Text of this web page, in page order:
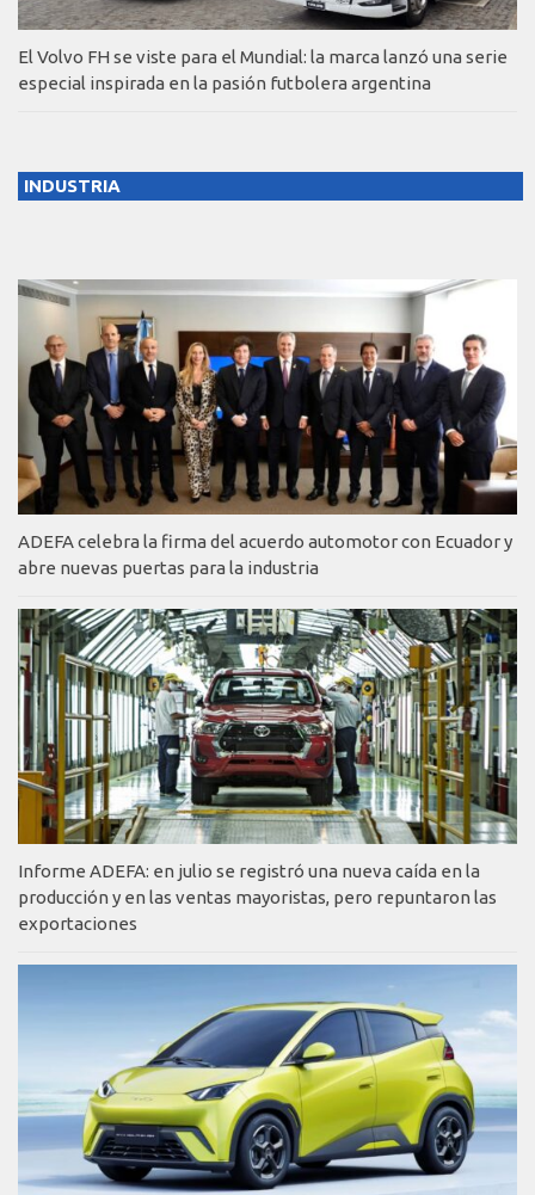
El Volvo FH se viste para el Mundial: la marca lanzó una serie
especial inspirada en la pasión futbolera argentina
INDUSTRIA
ADEFA celebra la firma del acuerdo automotor con Ecuador y
abre nuevas puertas para la industria
Informe ADEFA: en julio se registró una nueva caída en la
producción y en las ventas mayoristas, pero repuntaron las
exportaciones